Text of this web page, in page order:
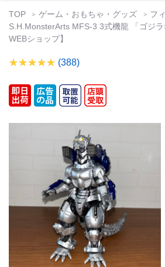
TOP ゲーム・おもちゃ・グッズ フ
S.H.MonsterArts MFS-3 3式機龍 「ゴジ
WEBショップ】
(388)